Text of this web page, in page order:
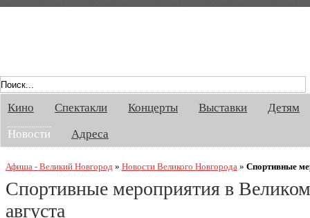
Кино Спектакли Концерты Выставки
Детям
Новости
Адреса
Афиша - Великий Новгород » Новости Великого Новгорода» Спортивные
Спортивные мероприятия в
августа